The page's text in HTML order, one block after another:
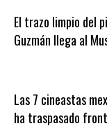
El trazo limpio del
Guzmán llega al
Las 7 cineastas
ha traspasado